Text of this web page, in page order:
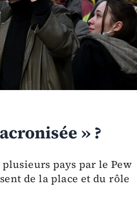
» ?
plusieurs pays par le Pew
de la place et du rôle